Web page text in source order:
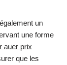
un
une forme
auer prix
que les